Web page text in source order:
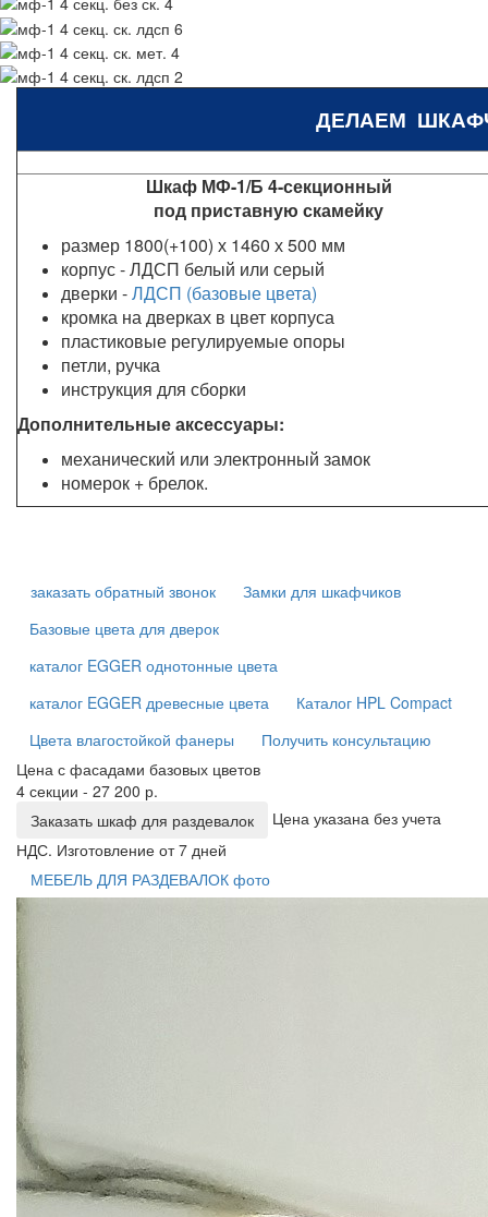
ДЕЛАЕМ
Шкаф МФ-1/Б 4-секционный
под приставную скамейку
размер 1800(+100) х 1460 х 500 мм
корпус - ЛДСП белый или серый
дверки -ЛДСП (базовые цвета)
кромка на дверках в цвет корпуса
пластиковые регулируемые опоры
петли, ручка
инструкция для сборки
Дополнительные аксессуары:
механический или электронный замок
номерок + брелок.
заказать обратный звонок
Замки для шкафчиков
Базовые цвета для дверок
каталог EGGER однотонные цвета
каталог EGGER древесные цвета
Каталог HPL Compact
Цвета влагостойкой фанеры
Получить консультацию
Цена с фасадами базовых цветов
4 секции - 27 200 р.
Заказать шкаф для раздевалок
Цена указана без учета
НДС. Изготовление от 7 дней
МЕБЕЛЬ ДЛЯ РАЗДЕВАЛОК фото